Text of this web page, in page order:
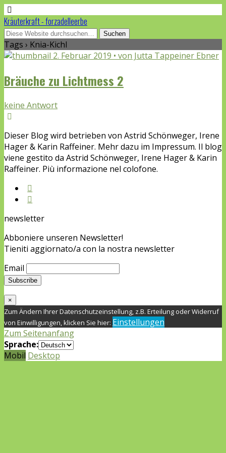
Kräuterkraft - forzadelleerbe
Tags › Knia-Kichl
2. Februar 2019 • von Jutta Tappeiner Ebner
Bräuche zu Lichtmess 2
keine Antwort
Dieser Blog wird betrieben von Astrid Schönweger, Irene
Hager & Karin Raffeiner. Mehr dazu im Impressum. Il blog
viene gestito da Astrid Schönweger, Irene Hager & Karin
Raffeiner. Più informazione nel colofone.
newsletter
Abboniere unseren Newsletter!
Tieniti aggiornato/a con la nostra newsletter
Email
×
Zum Ändern Ihrer Datenschutzeinstellung, z.B. Erteilung oder Widerruf
von Einwilligungen, klicken Sie hier: Einstellungen
Zum Seitenanfang
Sprache:
Mobil Desktop